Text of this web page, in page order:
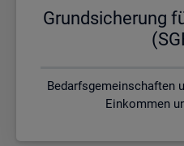
Grund­si­che­rung
Bedarfsgemeinschaften
Einkommen